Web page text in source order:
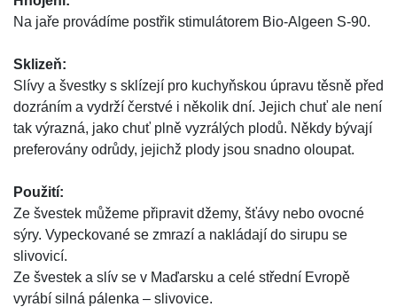
Na jaře provádíme postřik stimulátorem Bio-Algeen S-90.
Sklizeň:
Slívy a švestky s sklízejí pro kuchyňskou úpravu těsně před
dozráním a vydrží čerstvé i několik dní. Jejich chuť ale není
tak výrazná, jako chuť plně vyzrálých plodů. Někdy bývají
preferovány odrůdy, jejichž plody jsou snadno oloupat.
Použití:
Ze švestek můžeme připravit džemy, šťávy nebo ovocné
sýry. Vypeckované se zmrazí a nakládají do sirupu se
slivovicí.
Ze švestek a slív se v Maďarsku a celé střední Evropě
vyrábí silná pálenka – slivovice.